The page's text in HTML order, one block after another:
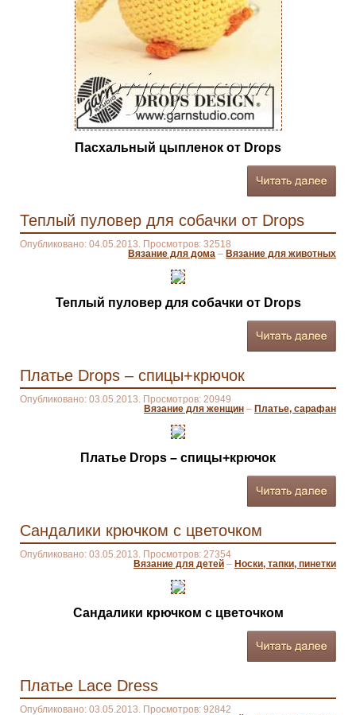
Пасхальный цыпленок от Drops
Теплый пуловер для собачки от Drops
Опубликовано: 04.05.2013. Просмотров: 32518
Вязание для дома – Вязание для животных
Теплый пуловер для собачки от Drops
Платье Drops – спицы+крючок
Опубликовано: 03.05.2013. Просмотров: 20949
Вязание для женщин – Платье, сарафан
Платье Drops – спицы+крючок
Сандалики крючком с цветочком
Опубликовано: 03.05.2013. Просмотров: 27354
Вязание для детей – Носки, тапки, пинетки
Сандалики крючком с цветочком
Платье Lace Dress
Опубликовано: 03.05.2013. Просмотров: 92842